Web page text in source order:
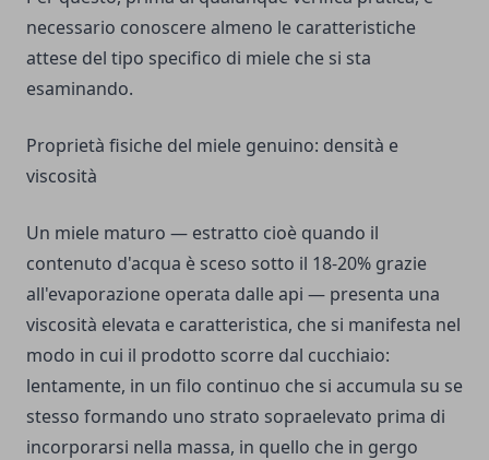
necessario conoscere almeno le caratteristiche
attese del tipo specifico di miele che si sta
esaminando.
Proprietà fisiche del miele genuino: densità e
viscosità
Un miele maturo — estratto cioè quando il
contenuto d'acqua è sceso sotto il 18-20% grazie
all'evaporazione operata dalle api — presenta una
viscosità elevata e caratteristica, che si manifesta nel
modo in cui il prodotto scorre dal cucchiaio:
lentamente, in un filo continuo che si accumula su se
stesso formando uno strato sopraelevato prima di
incorporarsi nella massa, in quello che in gergo